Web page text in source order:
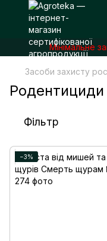
Мінімальне
Засоби захисту
Родентициди
Фільтр
−3%